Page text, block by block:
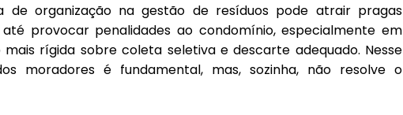
organização na gestão de resíduos pode atrair pragas
provocar penalidades ao condomínio, especialmente em
rígida sobre coleta seletiva e descarte adequado. Nesse
moradores é fundamental, mas, sozinha, não resolve o